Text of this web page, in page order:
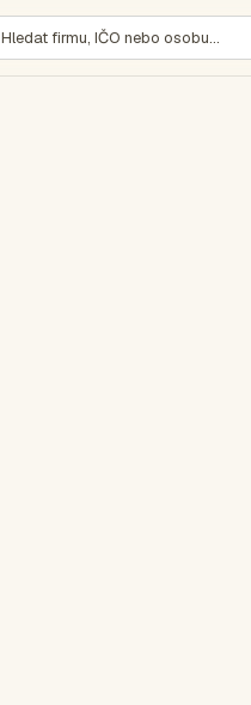
Hledat firmu, IČO nebo osobu…